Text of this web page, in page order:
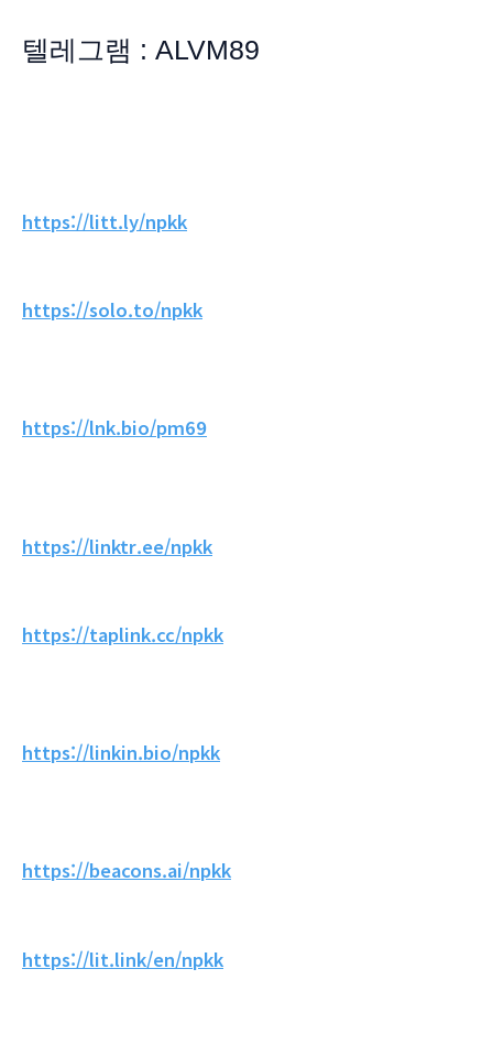
텔레그램 : ALVM89
https://litt.ly/npkk
https://solo.to/npkk
https://lnk.bio/pm69
https://linktr.ee/npkk
https://taplink.cc/npkk
https://linkin.bio/npkk
https://beacons.ai/npkk
https://lit.link/en/npkk